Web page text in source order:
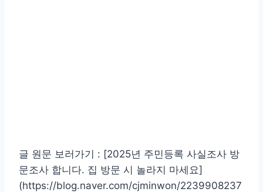
글 원문 보러가기 : [2025년 주민등록 사실조사 방
문조사 합니다. 집 방문 시 놀라지 마세요]
(https://blog.naver.com/cjminwon/2239908237